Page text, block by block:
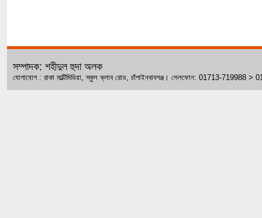
সম্পাদক: শহীদুল হুদা অলক
যোগাযোগ : রাকা মাল্টিমিডিয়া, স্কুল ক্লাব রোড, চাঁপাইনবাবগঞ্জ। সেলফোন: 01713-